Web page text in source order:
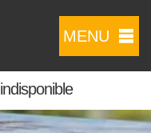
MENU
indisponible